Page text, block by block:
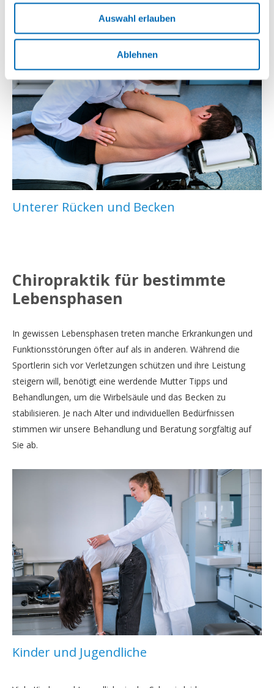
Auswahl erlauben
Ablehnen
Unterer Rücken und Becken
Chiropraktik für bestimmte
Lebensphasen
In gewissen Lebensphasen treten manche Erkrankungen und
Funktionsstörungen öfter auf als in anderen. Während die
Sportlerin sich vor Verletzungen schützen und ihre Leistung
steigern will, benötigt eine werdende Mutter Tipps und
Behandlungen, um die Wirbelsäule und das Becken zu
stabilisieren. Je nach Alter und individuellen Bedürfnissen
stimmen wir unsere Behandlung und Beratung sorgfältig auf
Sie ab.
Kinder und Jugendliche